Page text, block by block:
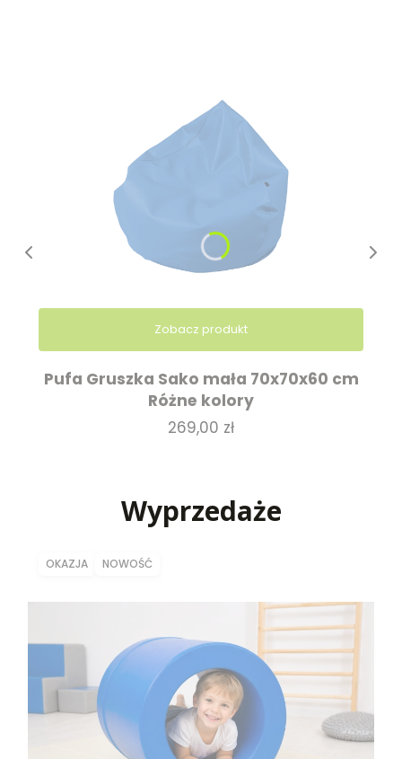
Zobacz produkt
Pufa Gruszka Sako mała 70x70x60 cm
Różne kolory
Cena
269,00 zł
Wyprzedaże
OKAZJA NOWOŚĆ